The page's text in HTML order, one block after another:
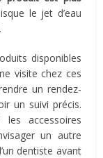
le jet d’eau
disponibles
visite chez ces
un rendez-
un suivi précis.
accessoires
un autre
dentiste avant